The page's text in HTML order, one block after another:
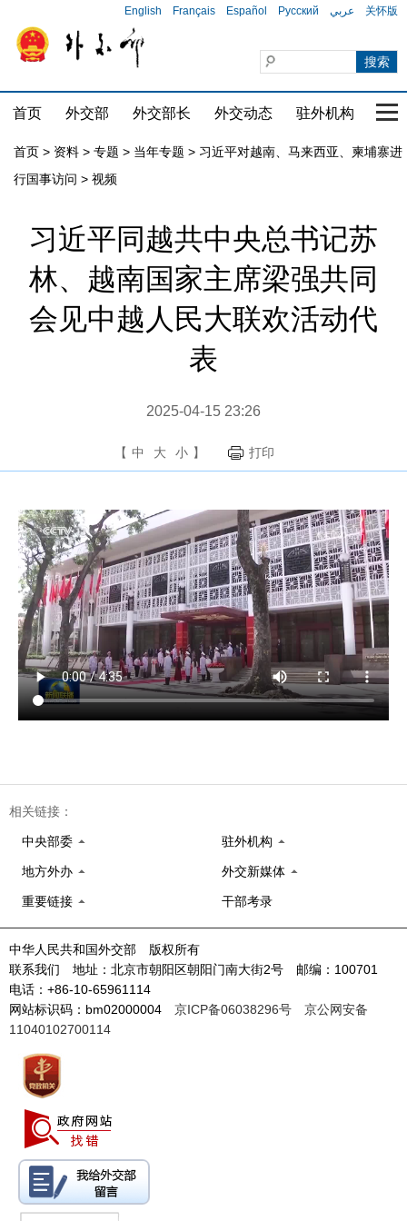
English Français Español Русский عربي 关怀版
首页 外交部 外交部长 外交动态 驻外机构 国
首页 > 资料 > 专题 > 当年专题 > 习近平对越南、马来西亚、柬埔寨进
行国事访问 > 视频
习近平同越共中央总书记苏
林、越南国家主席梁强共同
会见中越人民大联欢活动代
表
2025-04-15 23:26
【 中 大 小 】 打印
相关链接：
中央部委 驻外机构
地方外办 外交新媒体
重要链接 干部考录
中华人民共和国外交部 版权所有
联系我们 地址：北京市朝阳区朝阳门南大街2号 邮编：100701
电话：+86-10-65961114
网站标识码：bm02000004 京ICP备06038296号
京公网安备
11040102700114